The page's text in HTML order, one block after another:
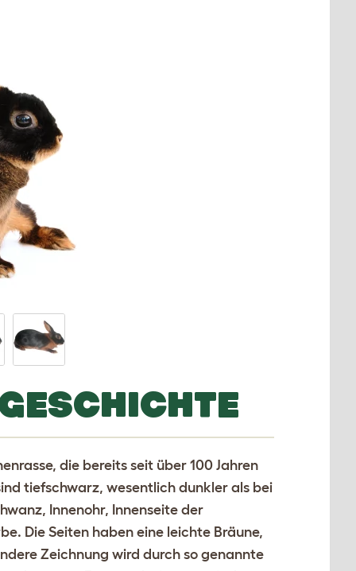
die bereits seit über 100 Jahren
tiefschwarz, wesentlich dunkler als bei
Innenohr, Innenseite der
Die Seiten haben eine leichte Bräune,
Zeichnung wird durch so genannte